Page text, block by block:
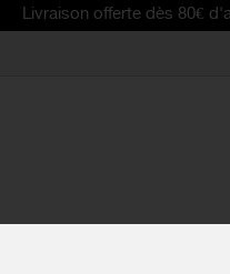
offerte dès 80€ d'achat |